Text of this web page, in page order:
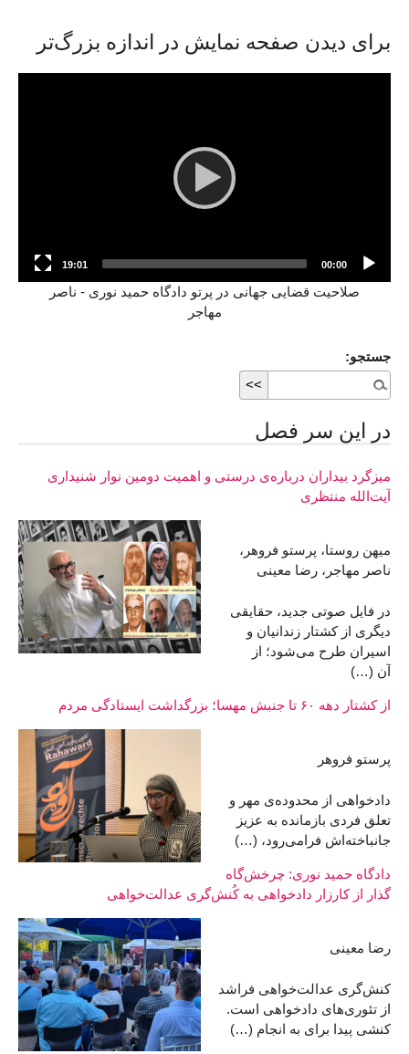
برای دیدن صفحه نمایش در اندازه بزرگ‌تر
00:00
19:01
صلاحیت قضایی جهانی در پرتو دادگاه حمید نوری - ناصر
مهاجر
جستجو:
در اين سر فصل
میزگرد بیداران درباره‌ی درستی و اهمیت دومین نوار شنیداری
آیت‌الله منتظری
میهن روستا، پرستو فروهر،
ناصر مهاجر، رضا معینی
در فایل صوتی جدید، حقایقی
دیگری از کشتار زندانیان و
اسیران طرح می‌شود؛ از
آن (…)
از کشتار دهه ۶۰ تا جنبش مهسا؛ بزرگداشت ایستادگی مردم
پرستو فروهر
دادخواهی از محدوده‌ی مهر و
تعلق فردی بازمانده به عزیز
جانباخته‌اش فرامی‌رود، (…)
دادگاه حمید نوری: چرخش‌گاه
گذار از کارزار دادخواهی به کُنش‌گری عدالت‌خواهی
رضا معینی
کنش‌گری عدالت‌خواهی فراشد
از تئوری‌های دادخواهی است.
کنشی پیدا برای به انجام (…)